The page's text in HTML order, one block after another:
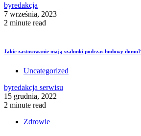
byredakcja
7 września, 2023
2 minute read
Jakie zastosowanie mają szalunki podczas budowy domu?
Uncategorized
byredakcja serwisu
15 grudnia, 2022
2 minute read
Zdrowie